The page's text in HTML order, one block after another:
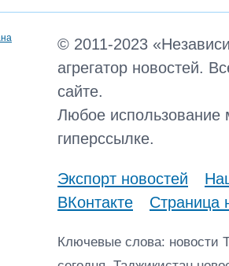
© 2011-2023
агрегатор новостей.
сайте.
Любое использование
гиперссылке.
Экспорт новостей
ВКонтакте
Страница
Ключевые слова: новости